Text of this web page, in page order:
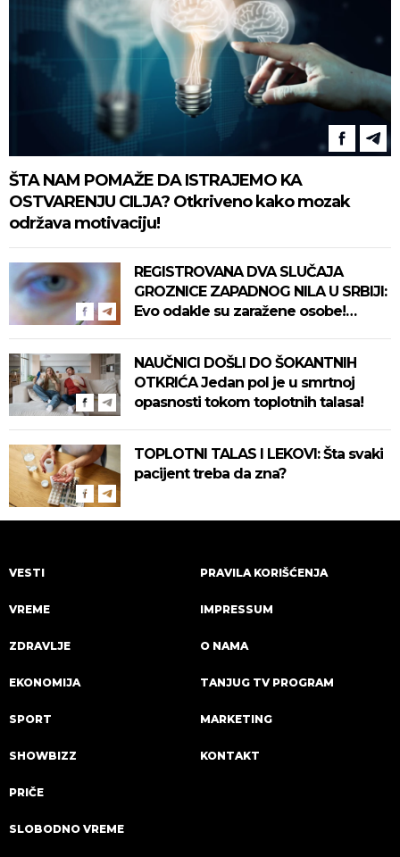
ŠTA NAM POMAŽE DA ISTRAJEMO KA
OSTVARENJU CILJA? Otkriveno kako mozak
održava motivaciju!
REGISTROVANA DVA SLUČAJA
GROZNICE ZAPADNOG NILA U SRBIJI:
Evo odakle su zaražene osobe!
NAUČNICI DOŠLI DO ŠOKANTNIH
OTKRIĆA Jedan pol je u smrtnoj
opasnosti tokom toplotnih talasa!
TOPLOTNI TALAS I LEKOVI: Šta svaki
pacijent treba da zna?
VESTI
VREME
ZDRAVLJE
EKONOMIJA
SPORT
SHOWBIZZ
PRIČE
SLOBODNO VREME
PRAVILA KORIŠĆENJA
IMPRESSUM
O NAMA
TANJUG TV PROGRAM
MARKETING
KONTAKT